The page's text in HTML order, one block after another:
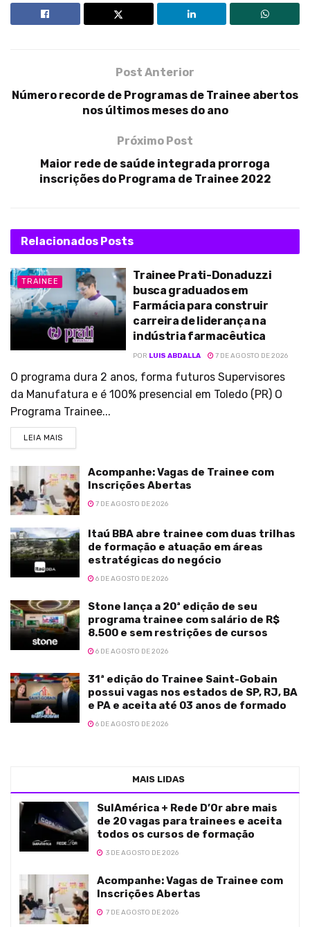
Post Anterior
Número recorde de Programas de Trainee abertos
nos últimos meses do ano
Próximo Post
Maior rede de saúde integrada prorroga
inscrições do Programa de Trainee 2022
Relacionados Posts
TRAINEE
Trainee Prati-Donaduzzi
busca graduados em
Farmácia para construir
carreira de liderança na
indústria farmacêutica
POR LUIS ABDALLA 7 DE AGOSTO DE 2026
O programa dura 2 anos, forma futuros Supervisores
da Manufatura e é 100% presencial em Toledo (PR) O
Programa Trainee...
LEIA MAIS
Acompanhe: Vagas de Trainee com
Inscrições Abertas
7 DE AGOSTO DE 2026
Itaú BBA abre trainee com duas trilhas
de formação e atuação em áreas
estratégicas do negócio
6 DE AGOSTO DE 2026
Stone lança a 20ª edição de seu
programa trainee com salário de R$
8.500 e sem restrições de cursos
6 DE AGOSTO DE 2026
31ª edição do Trainee Saint-Gobain
possui vagas nos estados de SP, RJ, BA
e PA e aceita até 03 anos de formado
6 DE AGOSTO DE 2026
MAIS LIDAS
SulAmérica + Rede D’Or abre mais
de 20 vagas para trainees e aceita
todos os cursos de formação
3 DE AGOSTO DE 2026
Acompanhe: Vagas de Trainee com
Inscrições Abertas
7 DE AGOSTO DE 2026